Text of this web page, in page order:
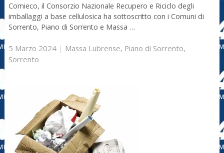
Comieco, il Consorzio Nazionale Recupero e Riciclo degli
imballaggi a base cellulosica ha sottoscritto con i Comuni di
Sorrento, Piano di Sorrento e Massa …
5 Marzo 2024| Massa Lubrense, Piano di Sorrento,
Sorrento